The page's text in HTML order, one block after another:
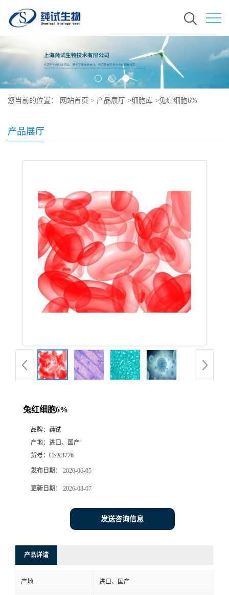
您当前的位置： 网站首页 > 产品展厅 >细胞库 >兔红细胞6%
产品展厅
兔红细胞6%
品牌： 莼试
产地： 进口、国产
货号： CSX3776
发布日期： 2020-06-05
更新日期： 2026-08-07
发送咨询信息
产品详请
产地 进口、国产